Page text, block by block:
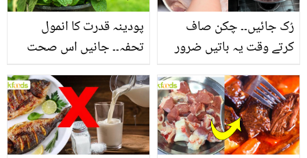
پودینہ قدرت کا انمول
تحفہ۔۔ جانیں اس صحت
انگیز طبی فوائد
رُک جائیں۔۔ چکن صاف
کرتے وقت یہ باتیں ضرور